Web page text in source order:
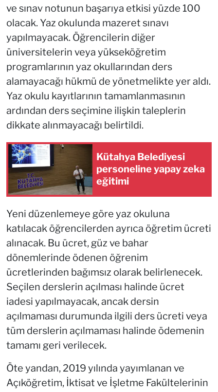
ve sınav notunun başarıya etkisi yüzde 100
olacak. Yaz okulunda mazeret sınavı
yapılmayacak. Öğrencilerin diğer
üniversitelerin veya yükseköğretim
programlarının yaz okullarından ders
alamayacağı hükmü de yönetmelikte yer aldı.
Yaz okulu kayıtlarının tamamlanmasının
ardından ders seçimine ilişkin taleplerin
dikkate alınmayacağı belirtildi.
Kütahya Belediyesi
personeline yapay zeka
eğitimi
Yeni düzenlemeye göre yaz okuluna
katılacak öğrencilerden ayrıca öğretim ücreti
alınacak. Bu ücret, güz ve bahar
dönemlerinde ödenen öğrenim
ücretlerinden bağımsız olarak belirlenecek.
Seçilen derslerin açılması halinde ücret
iadesi yapılmayacak, ancak dersin
açılmaması durumunda ilgili ders ücreti veya
tüm derslerin açılmaması halinde ödemenin
tamamı geri verilecek.
Öte yandan, 2019 yılında yayımlanan ve
Açıköğretim, İktisat ve İşletme Fakültelerinin